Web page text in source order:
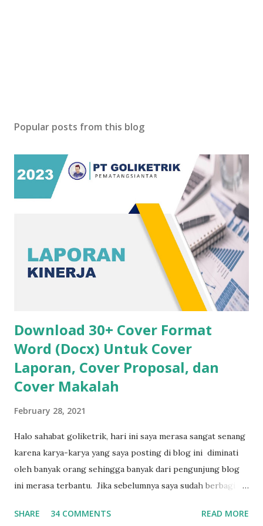
Popular posts from this blog
Download 30+ Cover Format
Word (Docx) Untuk Cover
Laporan, Cover Proposal, dan
Cover Makalah
February 28, 2021
Halo sahabat goliketrik, hari ini saya merasa sangat senang
karena karya-karya yang saya posting di blog ini diminati
oleh banyak orang sehingga banyak dari pengunjung blog
ini merasa terbantu. Jika sebelumnya saya sudah berbagi 3
Curriculum Vitae (CV) hari ini saya akan berbagi 30+
SHARE 34 COMMENTS READ MORE